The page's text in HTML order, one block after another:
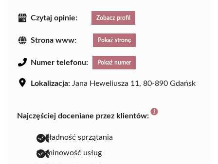
Czytaj opinie: Zobacz profil
Strona www: Pokaż stronę
Numer telefonu: Pokaż numer
Lokalizacja: Jana Heweliusza 11, 80-890 Gdańsk
Najczęściej doceniane przez klientów:
dokładność sprzątania
terminowość usług